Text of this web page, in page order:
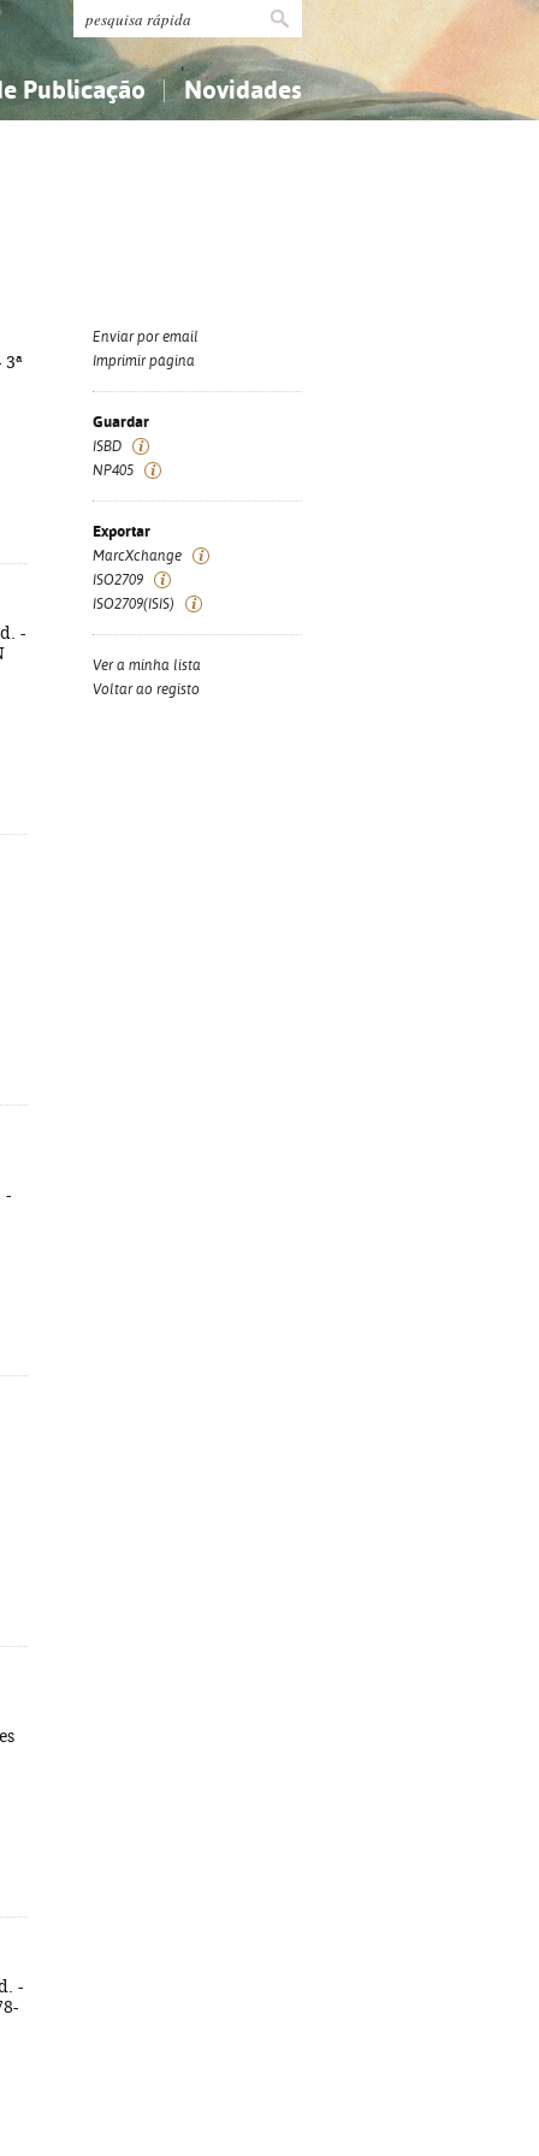
Publicação Novidades
-
-
-
Enviar por email
Imprimir página
Guardar
ISBD
NP405
Exportar
MarcXchange
ISO2709
ISO2709(ISIS)
Ver a minha lista
Voltar ao registo